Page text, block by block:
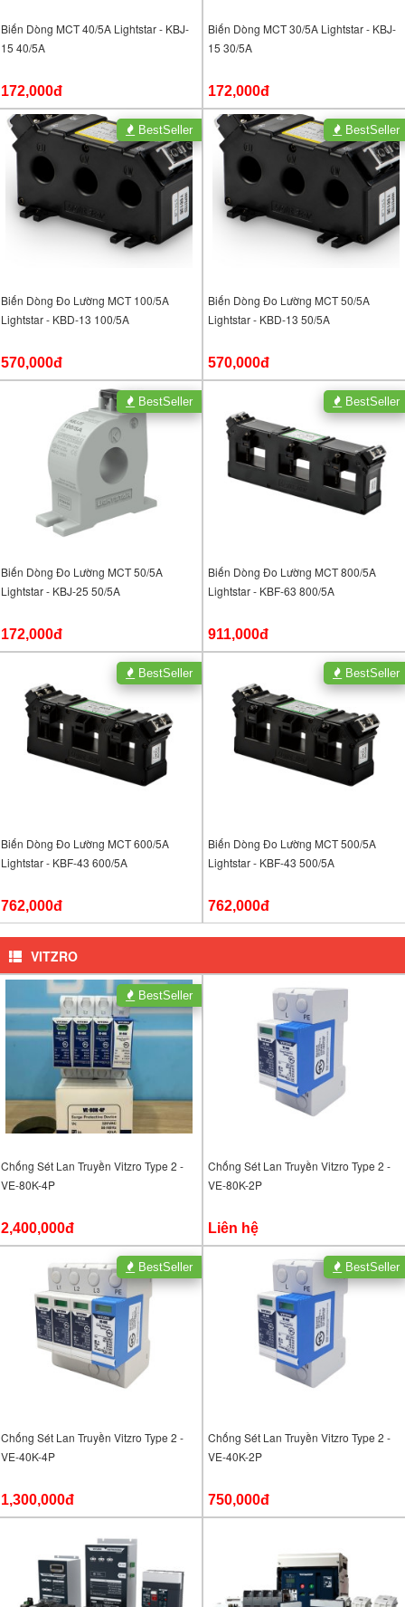
Biến Dòng MCT 40/5A Lightstar - KBJ-
15 40/5A
172,000đ
Biến Dòng MCT 30/5A Lightstar - KBJ-
15 30/5A
172,000đ
Biến Dòng Đo Lường MCT 100/5A
Lightstar - KBD-13 100/5A
570,000đ
BestSeller
Biến Dòng Đo Lường MCT 50/5A
Lightstar - KBD-13 50/5A
570,000đ
BestSeller
Biến Dòng Đo Lường MCT 50/5A
Lightstar - KBJ-25 50/5A
172,000đ
BestSeller
Biến Dòng Đo Lường MCT 800/5A
Lightstar - KBF-63 800/5A
911,000đ
BestSeller
Biến Dòng Đo Lường MCT 600/5A
Lightstar - KBF-43 600/5A
762,000đ
BestSeller
Biến Dòng Đo Lường MCT 500/5A
Lightstar - KBF-43 500/5A
762,000đ
BestSeller
VITZRO
Chống Sét Lan Truyền Vitzro Type 2 -
VE-80K-4P
2,400,000đ
BestSeller
Chống Sét Lan Truyền Vitzro Type 2 -
VE-80K-2P
Liên hệ
Chống Sét Lan Truyền Vitzro Type 2 -
VE-40K-4P
1,300,000đ
BestSeller
Chống Sét Lan Truyền Vitzro Type 2 -
VE-40K-2P
750,000đ
BestSeller